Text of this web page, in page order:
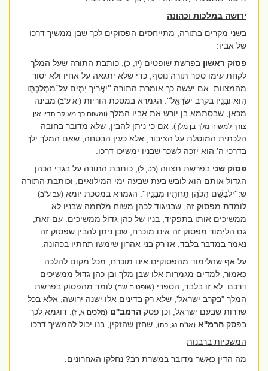
ירושה במלכות וכהונה
בשני מקרים בתורה, מתייחסים הפסוקים לכך שבן ממשיך דרכו
של אביו:
פסוק ראשוןבפרשת שופטים(יז, כ) , כותבת התורה שעל המלך
לקחת עימו ספר תורה נוסף, כדי שלא יתגאה על אחיו ולא יסור
מהמצוות. אם יעשה כך אומרת התורה ''יַאֲרִ֨יךְ יָמִ֧ים עַל־מַמְלַכְתּ֛וֹ
ה֥וּא וּבָנָ֖יו בְּקֶ֥רֶב יִשְׂרָאֵֽל''. הגמרא במסכת הוריות(יא ע''ב)מבינה
מכאן, שבסתמא בן יורש את אביו המלך(ומשום כך מעיקר הדין אין
צורך למשוח מלך בן מלך). אם כי ניתן להבין, שלא מדובר בחובה
הלכתית המוטלת על הציבור, אלא כעין הבטחה, שאם המלך ילך
בדרכי ה' הוא יזכה לשכר שבניו ימשיכו דרכו.
פסוק שניבפרשת תצווה(כט, ל) , כותבת התורה על בגדי הכהן
הגדול אותם הוא לובש בעת שבעה ימי המילואים, וכותבת התורה
ש:''יִלְבָּשָׁ֧ם הַכֹּהֵ֛ן תַּחְתָּ֖יו מִבָּנָ֑יו''. הגמרא במסכת יומא(עב ע''ב)
לומדת מפסוק זה, שבניגוד לכהן משוח מלחמה שבניו לא
ממשיכים אותו בתפקיד, בניו של כהן גדול ממשיכים. עם זאת,
גם הלימוד מפסוק זה אינו מוכרח, שכן ניתן להבין שפסוק זה
נאמר במדבר בלבד, אז רק בני אהרון שימשו תחתיו בכהונה.
על אף שהלימוד מהפסוקים אינו מוכרח, מכל מקום להלכה
כאמור, למדים מגמרות אלו שבן מלך ובן כהן גדול ממשיכים
דרכם. לא זו בלבד, הספרי(שופטים שם)לומד מהפסוק בפרשת
המלך "בקרב ישראל', שלא רק בדינים אלו ישנה ירושה, אלא בכל
שררות שבעם ישראל, וכן פסקהרמב''ם(מלכים א, ז). דוגמא לכך
בפסקהרמ''א (או''ח נג, כה), שחזן שהזקין, בנו יכול להמשיך דרכו.
המשכיות ברבנות
מה הדין כאשר מדובר במשרת רב? נחלקו האחרונים: